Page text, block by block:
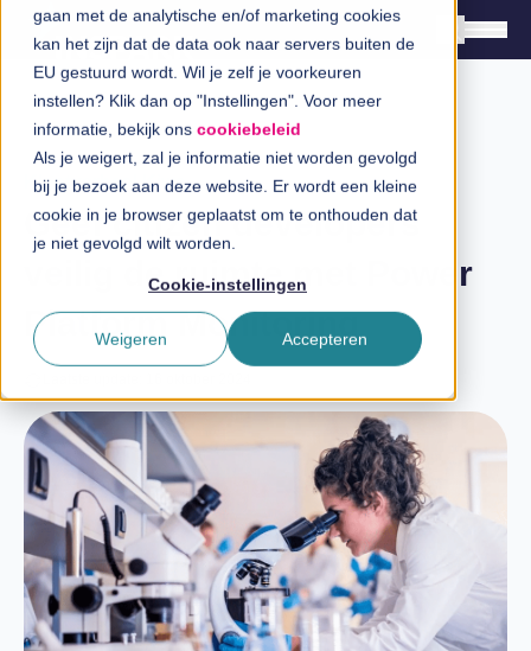
gaan met de analytische en/of marketing cookies
kan het zijn dat de data ook naar servers buiten de
EU gestuurd wordt. Wil je zelf je voorkeuren
instellen? Klik dan op "Instellingen". Voor meer
informatie, bekijk ons cookiebeleid
Als je weigert, zal je informatie niet worden gevolgd
bij je bezoek aan deze website. Er wordt een kleine
cookie in je browser geplaatst om te onthouden dat
je niet gevolgd wilt worden.
Cookie-instellingen
Accepteren
Weigeren
Oplossingen
Branches
InSpiratiecentrum
Direct in contact
Over InSpark
Werken bij InSpark
Klantverhaal Kiwa
Geef citizen developers
veilig de ruimte met Power
Platform Monitoring